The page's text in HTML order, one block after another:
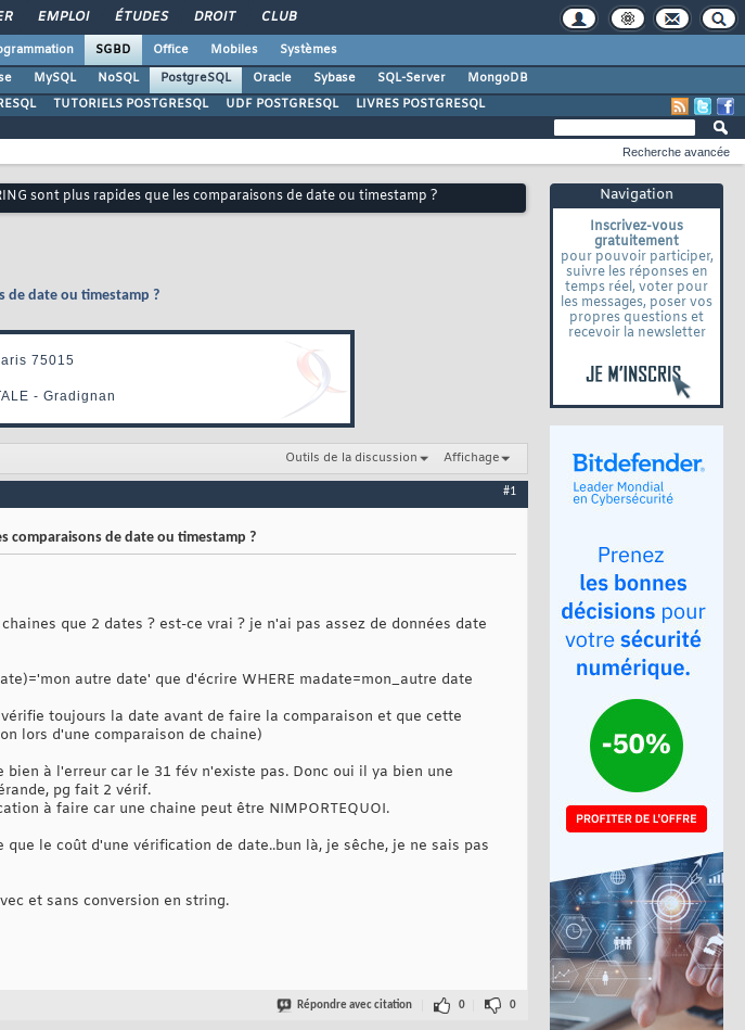
EMPLOI ÉTUDES DROIT CLUB
SGBD Office Mobiles
Systèmes
MySQL NoSQL PostgreSQL Oracle Sybase SQL-Server
MongoDB
TUTORIELS POSTGRESQL UDF POSTGRESQL LIVRES POSTGRESQL
Navigation
Inscrivez-vous
gratuitement
pour pouvoir participer,
suivre les réponses en
temps réel, voter pour
les messages, poser vos
propres questions et
recevoir la newsletter
Recherche avancée
sont plus rapides que les comparaisons de date ou timestamp ?
de date ou timestamp ?
Outils de la discussion Affichage
#1
comparaisons de date ou timestamp ?
que 2 dates ? est-ce vrai ? je n'ai pas assez de données date
autre date' que d'écrire WHERE madate=mon_autre date
toujours la date avant de faire la comparaison et que cette
lors d'une comparaison de chaine)
à l'erreur car le 31 fév n'existe pas. Donc oui il ya bien une
pg fait 2 vérif.
à faire car une chaine peut être NIMPORTEQUOI.
le coût d'une vérification de date..bun là, je sêche, je ne sais pas
et sans conversion en string.
Répondre avec citation 0 0